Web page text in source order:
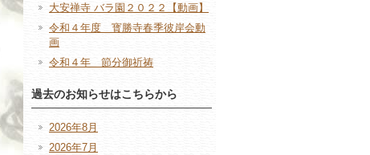
大安禅寺 バラ園２０２２【動画】
令和４年度 寳勝寺春季彼岸会動
画
令和４年 節分御祈祷
過去のお知らせはこちらから
2026年8月
2026年7月